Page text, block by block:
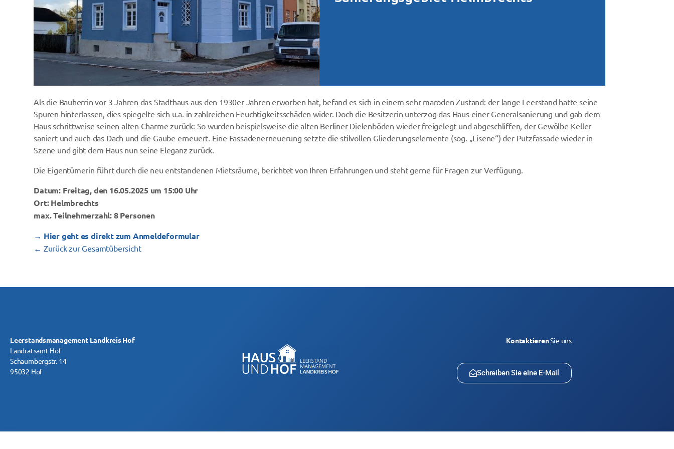
Als die Bauherrin vor 3 Jahren das Stadthaus aus den 1930er Jahren erworben hat, befand es sich in einem sehr maroden Zustand: der lange Leerstand hatte seine
Spuren hinterlassen, dies spiegelte sich u.a. in zahlreichen Feuchtigkeitsschäden wider. Doch die Besitzerin unterzog das Haus einer Generalsanierung und gab dem
Haus schrittweise seinen alten Charme zurück: So wurden beispielsweise die alten Berliner Dielenböden wieder freigelegt und abgeschliffen, der Gewölbe-Keller
saniert und auch das Dach und die Gaube erneuert. Eine Fassadenerneuerung setzte die stilvollen Gliederungselemente (sog. „Lisene“) der Putzfassade wieder in
Szene und gibt dem Haus nun seine Eleganz zurück.
Die Eigentümerin führt durch die neu entstandenen Mietsräume, berichtet von Ihren Erfahrungen und steht gerne für Fragen zur Verfügung.
Datum: Freitag, den 16.05.2025 um 15:00 Uhr
Ort:Helmbrechts
max. Teilnehmerzahl: 8 Personen
→ Hier geht es direkt zum Anmeldeformular
← Zurück zur Gesamtübersicht
Leerstandsmanagement Landkreis Hof
Landratsamt Hof
Schaumbergstr. 14
95032 Hof
KontaktierenSie uns
Schreiben Sie eine E-Mail